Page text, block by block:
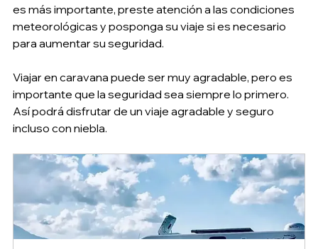
es más importante, preste atención a las condiciones
meteorológicas y posponga su viaje si es necesario
para aumentar su seguridad.
Viajar en caravana puede ser muy agradable, pero es
importante que la seguridad sea siempre lo primero.
Así podrá disfrutar de un viaje agradable y seguro
incluso con niebla.